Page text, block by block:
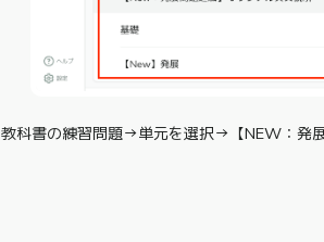
教科書の練習問題→単元を選択→【NEW：発